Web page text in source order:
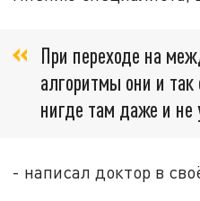
При переходе на
алгоритмы они и так
нигде там даже и не
- написал доктор в